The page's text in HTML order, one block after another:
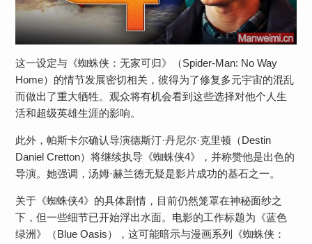
这一设定与《蜘蛛侠：无家可归》（Spider-Man: No Way
Home）的情节发展密切相关，彼得为了修复多元宇宙的混乱
而做出了重大牺牲。观众将有机会看到这些选择对他个人生
活和超级英雄生涯的影响。
此外，帕斯卡尔确认导演德斯汀·丹尼尔·克里顿（Destin
Daniel Cretton）将继续执导《蜘蛛侠4》，并称赞他是出色的
导演。她强调，汤姆·赫兰德无疑是影片成功的基石之一。
关于《蜘蛛侠4》的具体剧情，目前仍然笼罩在神秘面纱之
下，但一些细节已开始浮出水面。电影的工作标题为《蓝色
绿洲》（Blue Oasis），这可能暗示与漫画系列《蜘蛛侠：